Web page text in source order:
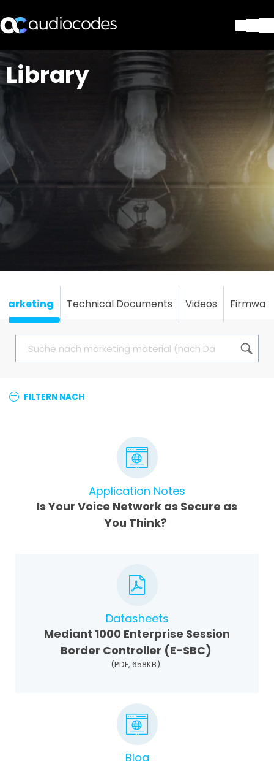
Lösungen
Produkte und Anwendungen
Partner
Dienstleistungen & Support
Unternehmen
Blog
Kontakt
Stay in the loop
Tragen Sie sich in unseren
Library
Technical Documents Videos
FILTERN NACH
Application Notes
Is Your Voice Network as Secure as
You Think?
Datasheets
Mediant 1000 Enterprise Session
Border Controller (E-SBC)
(PDF, 658KB)
Blog